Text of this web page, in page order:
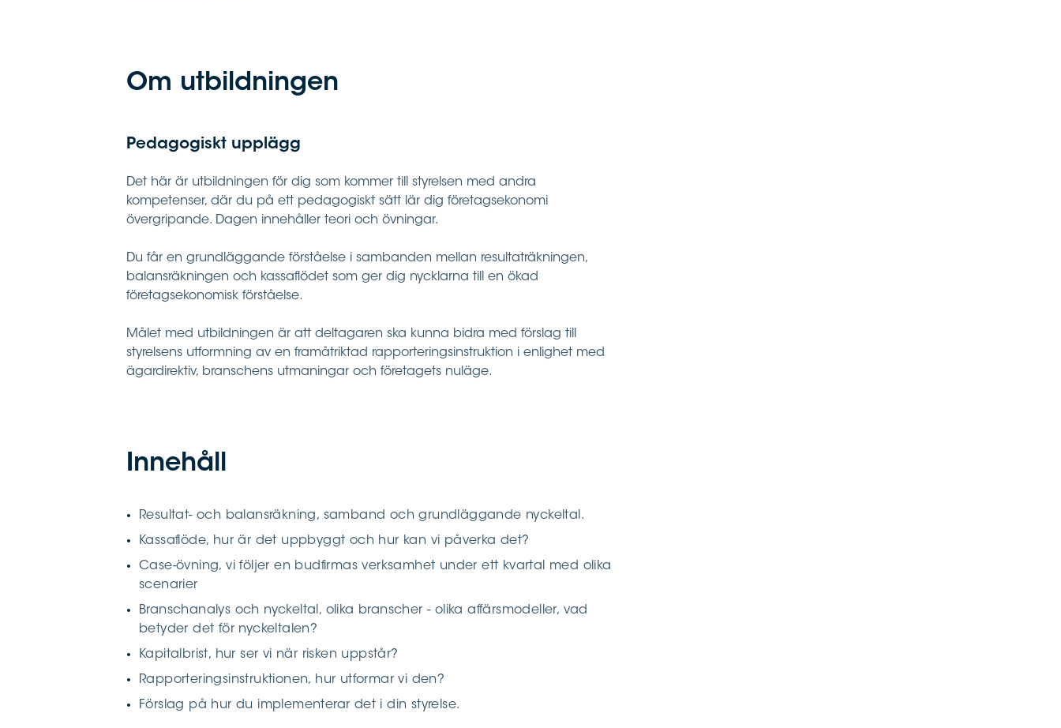
Om utbildningen
Pedagogiskt upplägg
Det här är utbildningen för dig som kommer till styrelsen med andra
kompetenser, där du på ett pedagogiskt sätt lär dig företagsekonomi
övergripande. Dagen innehåller teori och övningar.
Du får en grundläggande förståelse i sambanden mellan resultaträkningen,
balansräkningen och kassaflödet som ger dig nycklarna till en ökad
företagsekonomisk förståelse.
Målet med utbildningen är att deltagaren ska kunna bidra med förslag till
styrelsens utformning av en framåtriktad rapporteringsinstruktion i enlighet med
ägardirektiv, branschens utmaningar och företagets nuläge.
Innehåll
Resultat- och balansräkning, samband och grundläggande nyckeltal.
Kassaflöde, hur är det uppbyggt och hur kan vi påverka det?
Case-övning, vi följer en budfirmas verksamhet under ett kvartal med olika
scenarier
Branschanalys och nyckeltal, olika branscher - olika affärsmodeller, vad
betyder det för nyckeltalen?
Kapitalbrist, hur ser vi när risken uppstår?
Rapporteringsinstruktionen, hur utformar vi den?
Förslag på hur du implementerar det i din styrelse.